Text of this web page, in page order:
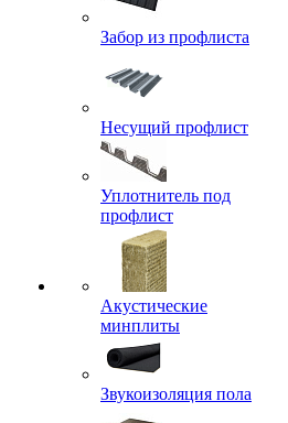
Забор из профлиста
Несущий профлист
Уплотнитель под
профлист
Акустические
минплиты
Звукоизоляция пола